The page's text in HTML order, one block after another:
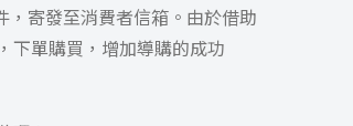
寄發至消費者信箱。由於借助
下單購買，增加導購的成功